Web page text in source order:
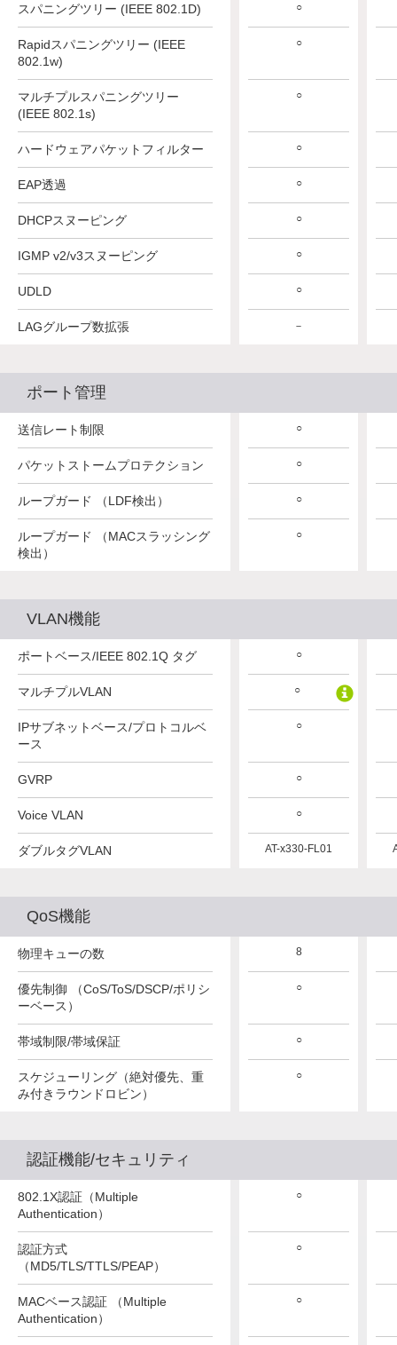
スパニングツリー (IEEE 802.1D)
Rapidスパニングツリー (IEEE
802.1w)
マルチプルスパニングツリー
(IEEE 802.1s)
ハードウェアパケットフィルター
EAP透過
DHCPスヌーピング
IGMP v2/v3スヌーピング
UDLD
LAGグループ数拡張
○
○
○
○
○
○
○
○
－
○
○
○
○
○
○
○
○
○
○
○
○
－
ポート管理
送信レート制限
パケットストームプロテクション
ループガード （LDF検出）
ループガード （MACスラッシング
検出）
○
○
○
○
○
○
○
○
○
○
VLAN機能
ポートベース/IEEE 802.1Q タグ
マルチプルVLAN
IPサブネットベース/プロトコルベ
ース
GVRP
Voice VLAN
ダブルタグVLAN
○
○
○
○
○
AT-x530L-FL01
○
○
○
○
○
○
○
AT-x330-FL01
QoS機能
物理キューの数
優先制御 （CoS/ToS/DSCP/ポリシ
ーベース）
帯域制限/帯域保証
スケジューリング（絶対優先、重
み付きラウンドロビン）
8
○
○
○
○
○
8
○
○
○
認証機能/セキュリティ
802.1X認証（Multiple
Authentication）
認証方式
（MD5/TLS/TTLS/PEAP）
MACベース認証 （Multiple
Authentication）
○
○
○
○
○
○